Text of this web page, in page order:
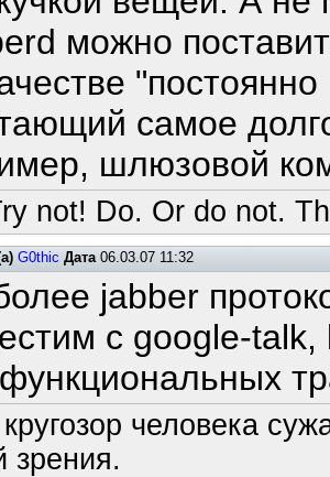
можно
самое
шлюзовой
not! Do. Or do not.
G0thic Дата06.03.07 11:32
jabber
с google-
человека
зрения.